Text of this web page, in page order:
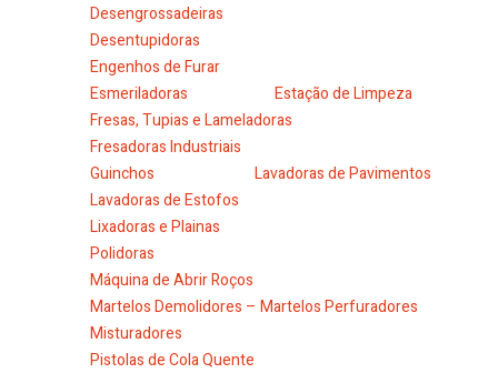
Desengrossadeiras
Desentupidoras
Engenhos de Furar
Esmeriladoras
Estação de Limpeza
Fresas, Tupias e Lameladoras
Fresadoras Industriais
Guinchos
Lavadoras de Pavimentos
Lavadoras de Estofos
Lixadoras e Plainas
Polidoras
Máquina de Abrir Roços
Martelos Demolidores – Martelos Perfuradores
Misturadores
Pistolas de Cola Quente